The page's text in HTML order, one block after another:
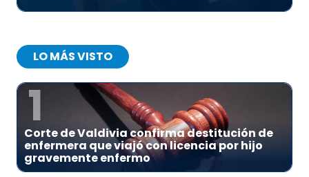
LO MÁS VISTO
1
Corte de Valdivia confirma destitución de
enfermera que viajó con licencia por hijo
gravemente enfermo